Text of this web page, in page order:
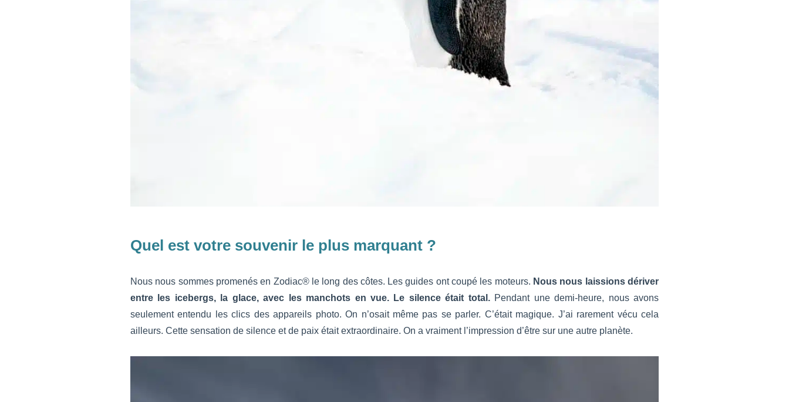
Quel est votre souvenir le plus marquant ?
Nous nous sommes promenés en Zodiac® le long des côtes. Les guides ont coupé les moteurs. Nous nous laissions dériver
entre les icebergs, la glace, avec les manchots en vue. Le silence était total.Pendant une demi-heure, nous avons
seulement entendu les clics des appareils photo. On n’osait même pas se parler. C’était magique. J’ai rarement vécu cela
ailleurs. Cette sensation de silence et de paix était extraordinaire. On a vraiment l’impression d’être sur une autre planète.